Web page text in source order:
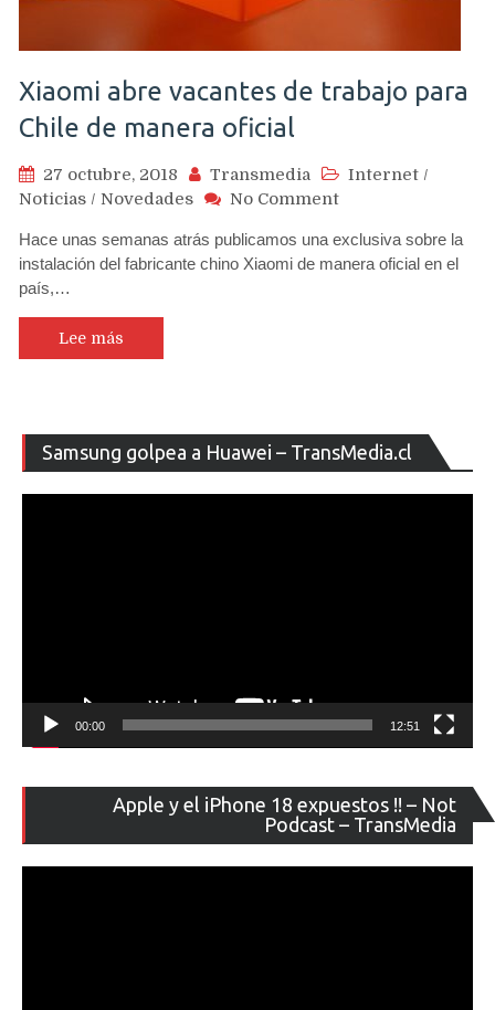
Xiaomi abre vacantes de trabajo para
Chile de manera oficial
27 octubre, 2018 Transmedia Internet /
Noticias / Novedades No Commenton
abre
vacantes
Hace unas semanas atrás publicamos una exclusiva sobre la
instalación del fabricante chino Xiaomi de manera oficial en el
país,…
Lee más
Samsung golpea a Huawei – TransMedia.cl
de
00:00 12:51
Apple y el iPhone 18 expuestos !! – Not
Podcast – TransMedia
de